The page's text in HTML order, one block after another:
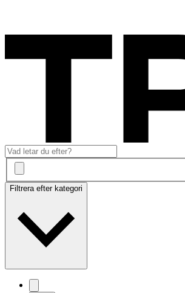
Filtrera efter kategori